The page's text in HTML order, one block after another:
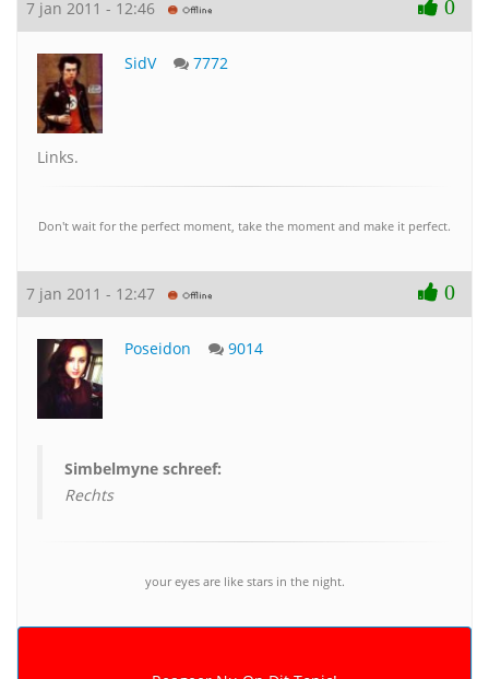
7 jan 2011 - 12:46 0
SidV 7772
Links.
Don't wait for the perfect moment, take the moment and make it perfect.
7 jan 2011 - 12:47 0
Poseidon 9014
Simbelmyne schreef:
Rechts
your eyes are like stars in the night.